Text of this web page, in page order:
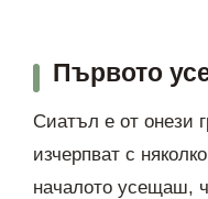
Първото
Сиатъл е от онези
изчерпват с
началото усещаш,